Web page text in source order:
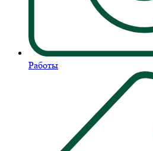
Работы